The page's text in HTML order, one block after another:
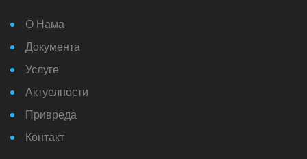
О Нама
Документа
Услуге
Актуелности
Привреда
Контакт